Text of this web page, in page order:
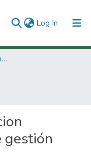
Log In (current)
3. Recursos de Información Científica y Tecnológica
gestión